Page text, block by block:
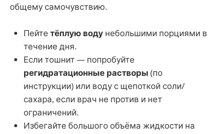
общему самочувствию.
Пейте тёплую воду небольшими порциями в
течение дня.
Если тошнит — попробуйте
регидратационные растворы (по
инструкции) или воду с щепоткой соли/
сахара, если врач не против и нет
ограничений.
Избегайте большого объёма жидкости на